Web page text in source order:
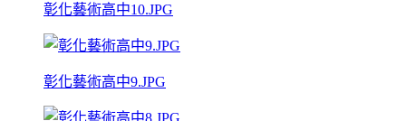
彰化藝術高中10.JPG
彰化藝術高中9.JPG